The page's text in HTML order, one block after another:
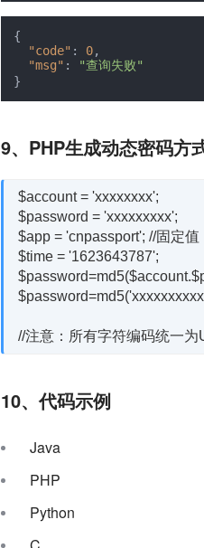
{
"code" : 0,
"msg" :
"查询失败"
}
9、PHP生成动态密码方
$account = 'xxxxxxxx';
$password = 'xxxxxxxxx';
$app = 'cnpassport'; //固定值
$time = '1623643787';
10、代码示例
Java
PHP
Python